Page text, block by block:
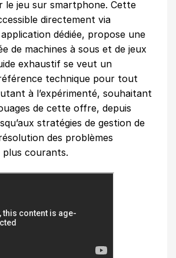
le jeu sur smartphone. Cette
directement via
dédiée, propose une
de machines à sous et de jeux
exhaustif se veut un
technique pour tout
à l’expérimenté, souhaitant
de cette offre, depuis
stratégies de gestion de
des problèmes
plus courants.